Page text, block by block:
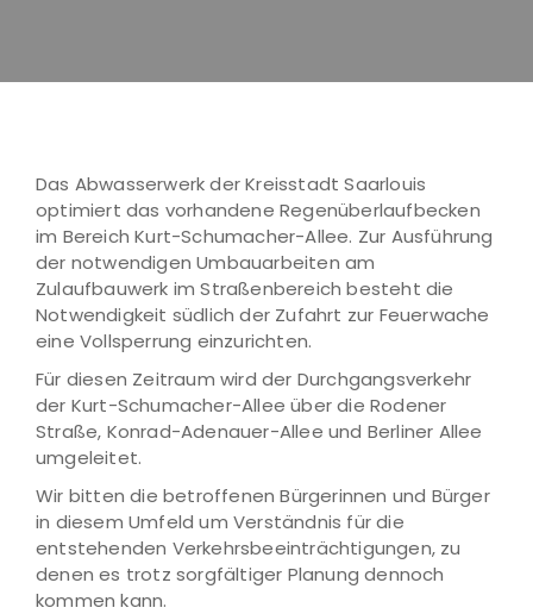
Das Abwasserwerk der Kreisstadt Saarlouis
optimiert das vorhandene Regenüberlaufbecken
im Bereich Kurt-Schumacher-Allee. Zur Ausführung
der notwendigen Umbauarbeiten am
Zulaufbauwerk im Straßenbereich besteht die
Notwendigkeit südlich der Zufahrt zur Feuerwache
eine Vollsperrung einzurichten.
Für diesen Zeitraum wird der Durchgangsverkehr
der Kurt-Schumacher-Allee über die Rodener
Straße, Konrad-Adenauer-Allee und Berliner Allee
umgeleitet.
Wir bitten die betroffenen Bürgerinnen und Bürger
in diesem Umfeld um Verständnis für die
entstehenden Verkehrsbeeinträchtigungen, zu
denen es trotz sorgfältiger Planung dennoch
kommen kann.